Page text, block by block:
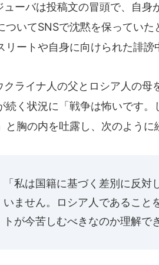
ーバは投稿文の冒頭で、自身
ついてSNSで沈黙を保ってい
リートや自身に向けられた誹謗
ライナ人の父とロシア人の母
続く状況に「戦争は怖いです
と胸の内を吐露し、次のように
「私は国籍に基づく差別に反
いません。ロシア人であること
トが今苦しむべきなのか理解で